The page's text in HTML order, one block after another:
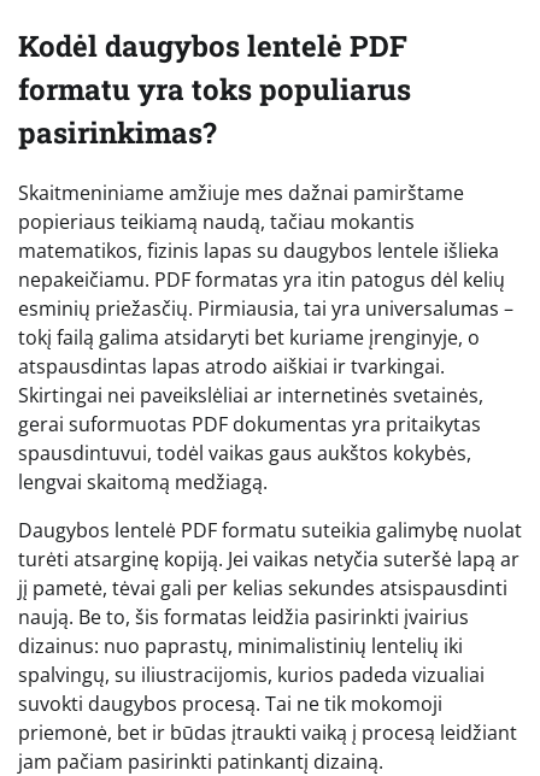
Kodėl daugybos lentelė PDF
formatu yra toks populiarus
pasirinkimas?
Skaitmeniniame amžiuje mes dažnai pamirštame
popieriaus teikiamą naudą, tačiau mokantis
matematikos, fizinis lapas su daugybos lentele išlieka
nepakeičiamu. PDF formatas yra itin patogus dėl kelių
esminių priežasčių. Pirmiausia, tai yra universalumas –
tokį failą galima atsidaryti bet kuriame įrenginyje, o
atspausdintas lapas atrodo aiškiai ir tvarkingai.
Skirtingai nei paveikslėliai ar internetinės svetainės,
gerai suformuotas PDF dokumentas yra pritaikytas
spausdintuvui, todėl vaikas gaus aukštos kokybės,
lengvai skaitomą medžiagą.
Daugybos lentelė PDF formatu suteikia galimybę nuolat
turėti atsarginę kopiją. Jei vaikas netyčia suteršė lapą ar
jį pametė, tėvai gali per kelias sekundes atsispausdinti
naują. Be to, šis formatas leidžia pasirinkti įvairius
dizainus: nuo paprastų, minimalistinių lentelių iki
spalvingų, su iliustracijomis, kurios padeda vizualiai
suvokti daugybos procesą. Tai ne tik mokomoji
priemonė, bet ir būdas įtraukti vaiką į procesą leidžiant
jam pačiam pasirinkti patinkantį dizainą.